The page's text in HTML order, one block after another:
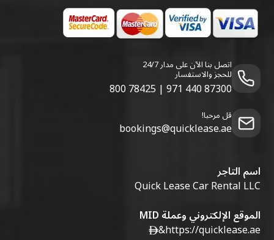
اتصل بنا الآن على مدار 24/7
للحجز والاستفسار
800 78425 | 971 440 87300
قل مرحبا!
bookings@quicklease.ae
اسم التاجر
Quick Lease Car Rental LLC
الموقع الإلكتروني وعملة MID
https://quicklease.ae
&